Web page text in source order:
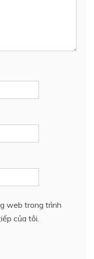
web trong trình
của tôi.